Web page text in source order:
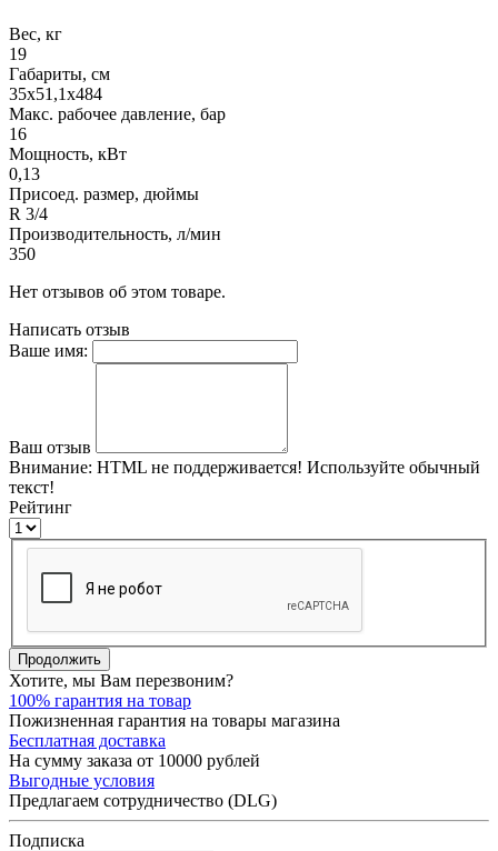
Вес, кг
19
Габариты, см
35x51,1x484
Макс. рабочее давление, бар
16
Мощность, кВт
0,13
Присоед. размер, дюймы
R 3/4
Производительность, л/мин
350
Нет отзывов об этом товаре.
Написать отзыв
Ваше имя:
Ваш отзыв
Внимание: HTML не поддерживается! Используйте обычный
текст!
Рейтинг
Продолжить
Хотите, мы Вам перезвоним?
100% гарантия на товар
Пожизненная гарантия на товары магазина
Бесплатная доставка
На сумму заказа от 10000 рублей
Выгодные условия
Предлагаем сотрудничество (DLG)
Подписка